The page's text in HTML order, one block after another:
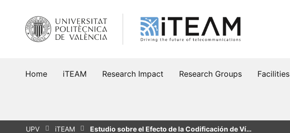
content
Home iTEAM Research Impact Research Groups Facilities
UPV iTEAM Estudio sobre el Efecto de la Codificación de Ví…